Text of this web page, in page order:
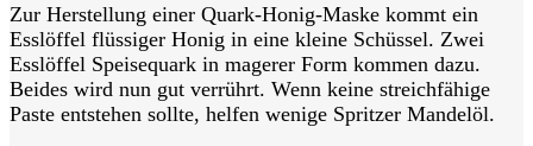
Zur Herstellung einer Quark-Honig-Maske kommt ein
Esslöffel flüssiger Honig in eine kleine Schüssel. Zwei
Esslöffel Speisequark in magerer Form kommen dazu.
Beides wird nun gut verrührt. Wenn keine streichfähige
Paste entstehen sollte, helfen wenige Spritzer Mandelöl.